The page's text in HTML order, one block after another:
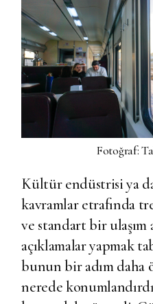
Fotoğraf:
Kültür endüstrisi ya
kavramlar etrafında
ve standart bir ulaşım
açıklamalar yapmak
bunun bir adım daha
nerede